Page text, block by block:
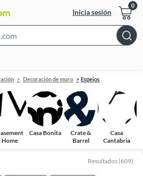
Inicia sesión
Bar
Decoración de muro Espejos
Home
Casa Bonita
Crate &
Barrel
Casa
Cantabria
Resultados (609)